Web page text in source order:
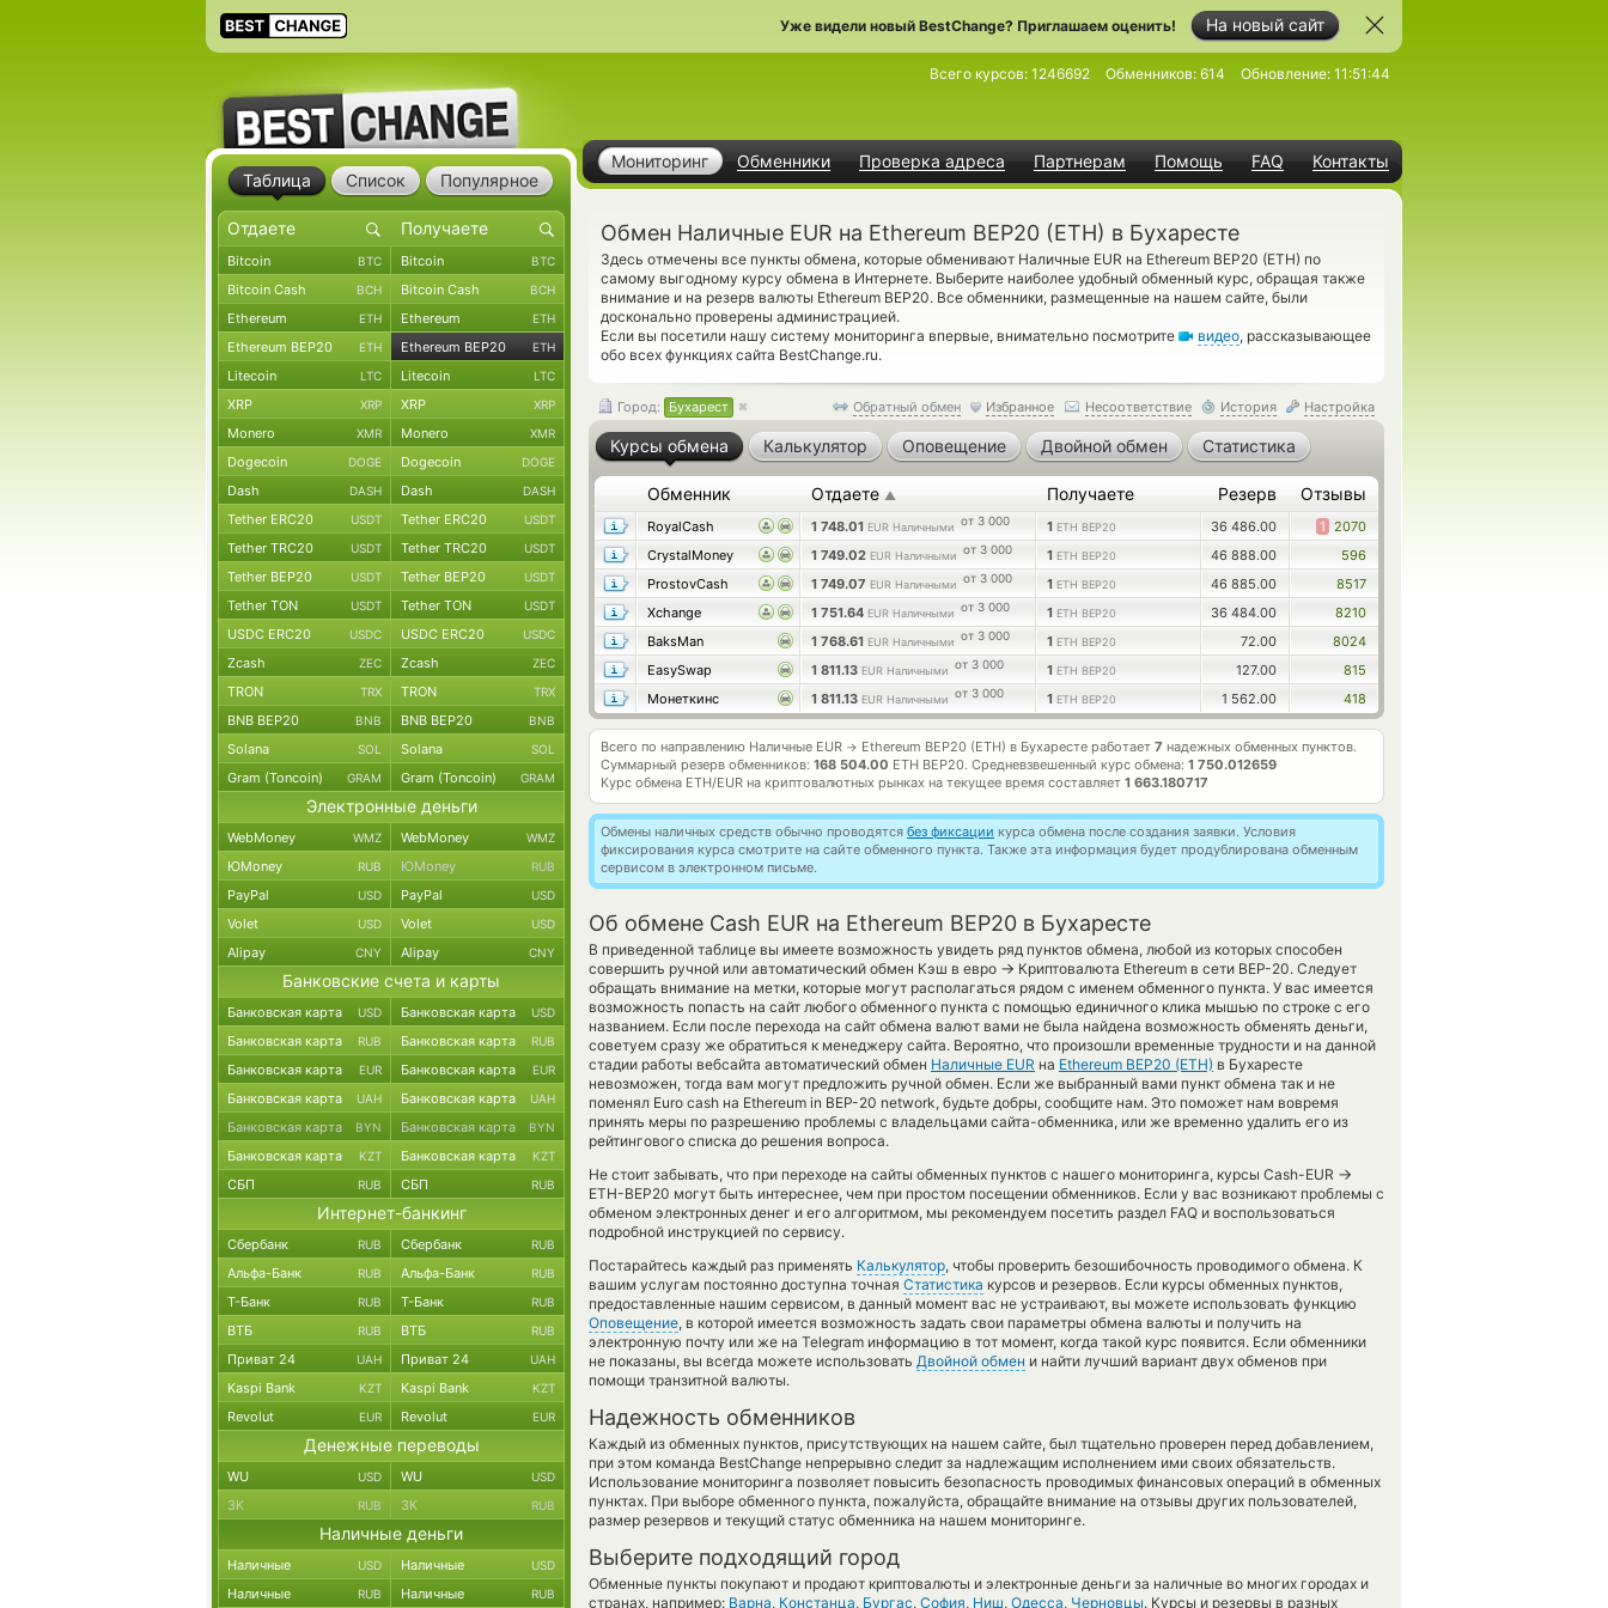
На новый сайт
Уже видели новый BestChange? Приглашаем оценить!
Мониторинг Обменники Проверка адреса Партнерам Помощь FAQ Контакты
Всего курсов: 1246692 Обменников: 614 Обновление: 11:51:44
Обмен Наличные EUR на Ethereum BEP20 (ETH) в Бухаресте
Здесь отмечены все пункты обмена, которые обменивают Наличные EUR на Ethereum BEP20 (ETH) по
самому выгодному курсу обмена в Интернете. Выберите наиболее удобный обменный курс, обращая также
внимание и на резерв валюты Ethereum BEP20. Все обменники, размещенные на нашем сайте, были
досконально проверены администрацией.
Если вы посетили нашу систему мониторинга впервые, внимательно посмотрите
видео, рассказывающее
обо всех функциях сайта BestChange.ru.
Обратный обмен Избранное Несоответствие История Настройка
Город: Бухарест
Курсы обмена Калькулятор Оповещение Двойной обмен Статистика
Обменник Отдаете ▲ Получаете Резерв Отзывы
RoyalCash 1 748.01 EUR Наличными от 3 000 1 ETH BEP20 36 486.00 1 2070
CrystalMoney
1 749.02 EUR Наличными от 3 000 1 ETH BEP20 46 888.00
596
ProstovCash
1 749.07 EUR Наличными от 3 000 1 ETH BEP20 46 885.00
8517
Xchange
1 751.64 EUR Наличными от 3 000 1 ETH BEP20 36 484.00
8210
BaksMan
1 768.61 EUR Наличными от 3 000 1 ETH BEP20 72.00
8024
EasySwap
1 811.13 EUR Наличными от 3 000 1 ETH BEP20 127.00
815
Монеткинс
1 811.13 EUR Наличными от 3 000 1 ETH BEP20 1 562.00 418
Всего по направлению Наличные EUR → Ethereum BEP20 (ETH) в Бухаресте работает 7 надежных обменных пунктов.
Суммарный резерв обменников: 168 504.00 ETH BEP20. Средневзвешенный курс обмена: 1 750.012659
Курс обмена ETH/EUR на криптовалютных рынках на текущее время составляет 1 663.180717
Обмены наличных средств обычно проводятся без фиксации курса обмена после создания заявки. Условия
фиксирования курса смотрите на сайте обменного пункта. Также эта информация будет продублирована обменным
сервисом в электронном письме.
Об обмене Cash EUR на Ethereum BEP20 в Бухаресте
В приведенной таблице вы имеете возможность увидеть ряд пунктов обмена, любой из которых способен
совершить ручной или автоматический обмен Кэш в евро → Криптовалюта Ethereum в сети BEP-20. Следует
обращать внимание на метки, которые могут располагаться рядом с именем обменного пункта. У вас имеется
возможность попасть на сайт любого обменного пункта с помощью единичного клика мышью по строке с его
названием. Если после перехода на сайт обмена валют вами не была найдена возможность обменять деньги,
советуем сразу же обратиться к менеджеру сайта. Вероятно, что произошли временные трудности и на данной
стадии работы вебсайта автоматический обмен Наличные EUR на Ethereum BEP20 (ETH) в Бухаресте
невозможен, тогда вам могут предложить ручной обмен. Если же выбранный вами пункт обмена так и не
поменял Euro cash на Ethereum in BEP-20 network, будьте добры, сообщите нам. Это поможет нам вовремя
принять меры по разрешению проблемы с владельцами сайта-обменника, или же временно удалить его из
рейтингового списка до решения вопроса.
Не стоит забывать, что при переходе на сайты обменных пунктов с нашего мониторинга, курсы Cash-EUR →
ETH-BEP20 могут быть интереснее, чем при простом посещении обменников. Если у вас возникают проблемы с
обменом электронных денег и его алгоритмом, мы рекомендуем посетить раздел FAQ и воспользоваться
подробной инструкцией по сервису.
Постарайтесь каждый раз применять Калькулятор, чтобы проверить безошибочность проводимого обмена. К
вашим услугам постоянно доступна точная Статистика курсов и резервов. Если курсы обменных пунктов,
предоставленные нашим сервисом, в данный момент вас не устраивают, вы можете использовать функцию
Оповещение, в которой имеется возможность задать свои параметры обмена валюты и получить на
электронную почту или же на Telegram информацию в тот момент, когда такой курс появится. Если обменники
не показаны, вы всегда можете использовать Двойной обмен и найти лучший вариант двух обменов при
помощи транзитной валюты.
Надежность обменников
Каждый из обменных пунктов, присутствующих на нашем сайте, был тщательно проверен перед добавлением,
при этом команда BestChange непрерывно следит за надлежащим исполнением ими своих обязательств.
Использование мониторинга позволяет повысить безопасность проводимых финансовых операций в обменных
пунктах. При выборе обменного пункта, пожалуйста, обращайте внимание на отзывы других пользователей,
размер резервов и текущий статус обменника на нашем мониторинге.
Выберите подходящий город
Обменные пункты покупают и продают криптовалюты и электронные деньги за наличные во многих городах и
странах, например: Варна, Констанца, Бургас, София, Ниш, Одесса, Черновцы. Курсы и резервы в разных
Таблица Список Популярное
Bitcoin BTC Bitcoin BTC
Bitcoin Cash BCH Bitcoin Cash BCH
Ethereum ETH Ethereum ETH
Ethereum BEP20 ETH Ethereum BEP20 ETH
Litecoin LTC Litecoin LTC
XRP XRP XRP XRP
Monero XMR Monero XMR
Dogecoin DOGE Dogecoin DOGE
Dash DASH Dash DASH
Tether ERC20 USDT Tether ERC20 USDT
Tether TRC20 USDT Tether TRC20 USDT
Tether BEP20 USDT Tether BEP20 USDT
Tether TON USDT Tether TON USDT
USDC ERC20 USDC USDC ERC20 USDC
Zcash ZEC Zcash ZEC
TRON TRX TRON TRX
BNB BEP20 BNB BNB BEP20 BNB
Solana SOL Solana SOL
Gram (Toncoin) GRAM Gram (Toncoin) GRAM
Электронные деньги
WebMoney WMZ WebMoney WMZ
ЮMoney RUB ЮMoney RUB
PayPal USD PayPal USD
Volet USD Volet USD
Alipay CNY Alipay CNY
Банковские счета и карты
Банковская карта USD Банковская карта USD
Банковская карта RUB Банковская карта RUB
Банковская карта EUR Банковская карта EUR
Банковская карта UAH Банковская карта UAH
Банковская карта BYN Банковская карта BYN
Банковская карта KZT Банковская карта KZT
СБП RUB СБП RUB
Интернет-банкинг
Сбербанк RUB Сбербанк RUB
Альфа-Банк RUB Альфа-Банк RUB
Т-Банк RUB Т-Банк RUB
ВТБ RUB ВТБ RUB
Приват 24 UAH Приват 24 UAH
Kaspi Bank KZT Kaspi Bank KZT
Revolut EUR Revolut EUR
Денежные переводы
WU USD WU USD
ЗК RUB ЗК RUB
Наличные деньги
Наличные USD Наличные USD
Наличные RUB Наличные RUB